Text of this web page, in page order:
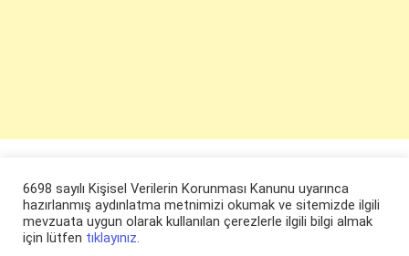
6698 sayılı Kişisel Verilerin Korunması Kanunu uyarınca
hazırlanmış aydınlatma metnimizi okumak ve sitemizde ilgili
mevzuata uygun olarak kullanılan çerezlerle ilgili bilgi almak
için lütfen tıklayınız.